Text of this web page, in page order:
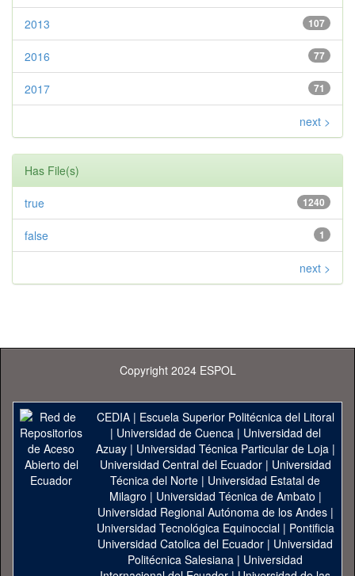
107
2013
77
2016
71
2017
next >
Has File(s)
1240
true
1
false
next >
Copyright 2024 ESPOL
CEDIA| Escuela Superior Politécnica del Litoral
| Universidad de Cuenca| Universidad del
Azuay| Universidad Técnica Particular de Loja|
Universidad Central del Ecuador| Universidad
Técnica del Norte | Universidad Estatal de
Milagro | Universidad Técnica de Ambato |
Universidad Regional Autónoma de los Andes|
Universidad Tecnológica Equinoccial| Pontificia
Universidad Catolica del Ecuador | Universidad
Politécnica Salesiana | Universidad